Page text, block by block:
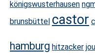
königswusterhausen
brunsbüttel castor
hamburg hitzacker